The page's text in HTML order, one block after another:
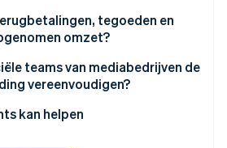
tegoeden en
omzet?
teams van mediabedrijven de
vereenvoudigen?
kan helpen